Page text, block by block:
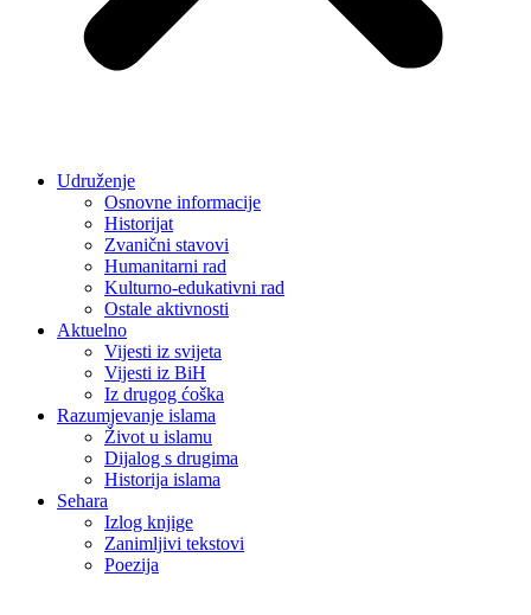
Udruženje
Osnovne informacije
Historijat
Zvanični stavovi
Humanitarni rad
Kulturno-edukativni rad
Ostale aktivnosti
Aktuelno
Vijesti iz svijeta
Vijesti iz BiH
Iz drugog ćoška
Razumjevanje islama
Život u islamu
Dijalog s drugima
Historija islama
Sehara
Izlog knjige
Zanimljivi tekstovi
Poezija